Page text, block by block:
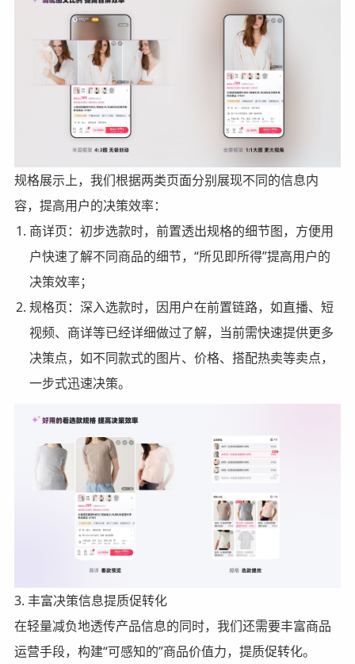
规格展示上，我们根据两类页面分别展现不同的信息内
容，提高用户的决策效率：
商详页：初步选款时，前置透出规格的细节图，方便用
户快速了解不同商品的细节，“所见即所得”提高用户的
决策效率；
规格页：深入选款时，因用户在前置链路，如直播、短
视频、商详等已经详细做过了解，当前需快速提供更多
决策点，如不同款式的图片、价格、搭配热卖等卖点，
一步式迅速决策。
3. 丰富决策信息提质促转化
在轻量减负地透传产品信息的同时，我们还需要丰富商品
运营手段，构建“可感知的”商品价值力，提质促转化。